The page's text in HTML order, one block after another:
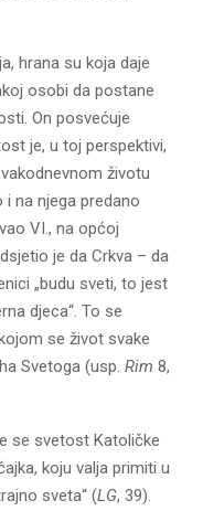
hrana su koja daje
osobi da postane
On posvećuje
je, u toj perspektivi,
životu
na njega predano
VI., na općoj
je da Crkva – da
„budu sveti, to jest
djeca“. To se
se život svake
Svetoga (usp. Rim 8,
se svetost Katoličke
koju valja primiti u
sveta“ (LG, 39).